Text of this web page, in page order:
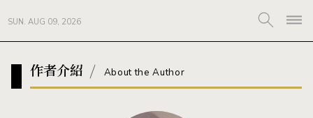
SUN. AUG 09, 2026
作者介紹 About the Author